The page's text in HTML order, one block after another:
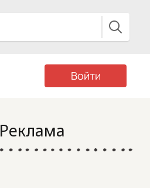
Войти
Реклама